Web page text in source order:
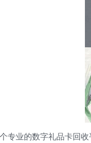
专业的数字礼品卡回